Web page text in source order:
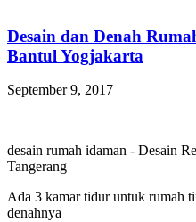
Desain dan Denah
Bantul Yogjakarta
September 9, 2017
desain rumah idaman - Desain
Tangerang
Ada 3 kamar tidur untuk rumah
denahnya